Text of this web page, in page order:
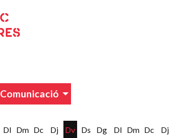
Comunicació
Dl Dm Dc
Dj
Dv
Ds
Dg
Dl Dm Dc
Dj